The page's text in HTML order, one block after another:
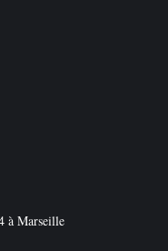
à Marseille